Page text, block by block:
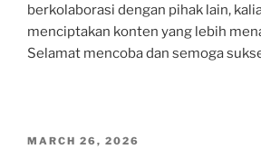
berkolaborasi dengan pihak lain,
menciptakan konten yang lebih
Selamat mencoba dan semoga
POSTED
MARCH 26, 2026